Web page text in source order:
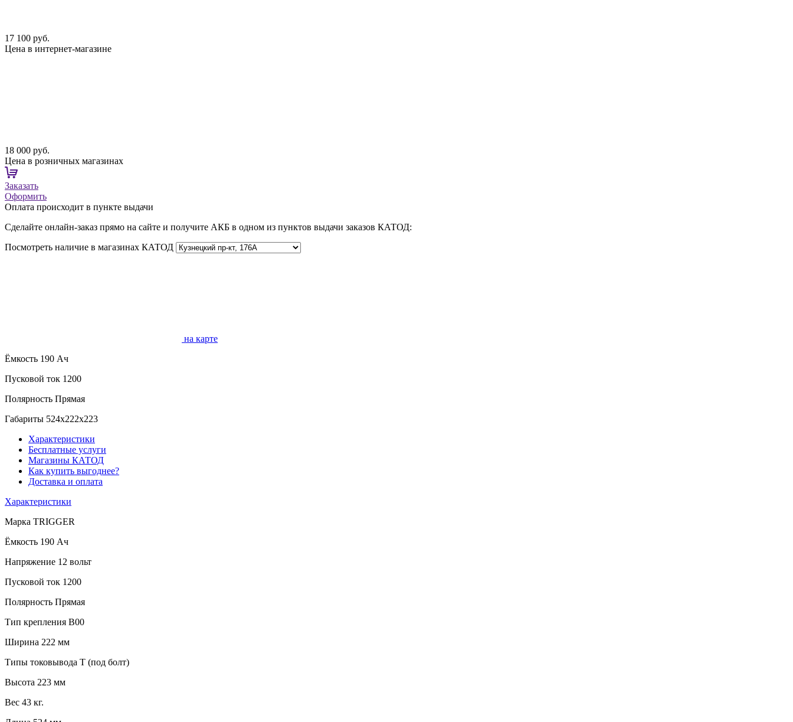
17 100 руб.
Цена в интернет-магазине
18 000 руб.
Цена в розничных магазинах
Заказать
Оформить
Оплата происходит в пункте выдачи
Сделайте онлайн-заказ прямо на сайте и получите АКБ в одном из пунктов выдачи заказов КАТОД:
Посмотреть наличие в магазинах КАТОД
на карте
Ёмкость 190 Ач
Пусковой ток 1200
Полярность Прямая
Габариты 524x222x223
Характеристики
Бесплатные услуги
Магазины КАТОД
Как купить выгоднее?
Доставка и оплата
Характеристики
Марка TRIGGER
Ёмкость 190 Ач
Напряжение 12 вольт
Пусковой ток 1200
Полярность Прямая
Тип крепления B00
Ширина 222 мм
Типы токовывода T (под болт)
Высота 223 мм
Вес 43 кг.